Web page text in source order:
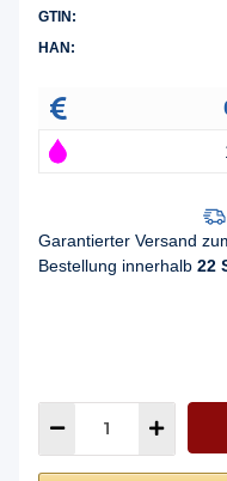
GTIN:
HAN:
Garantierter Versand
Bestellung innerhalb 22